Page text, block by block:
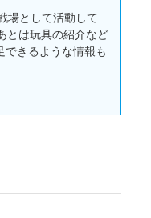
場として活動して
とは玩具の紹介など
できるような情報も